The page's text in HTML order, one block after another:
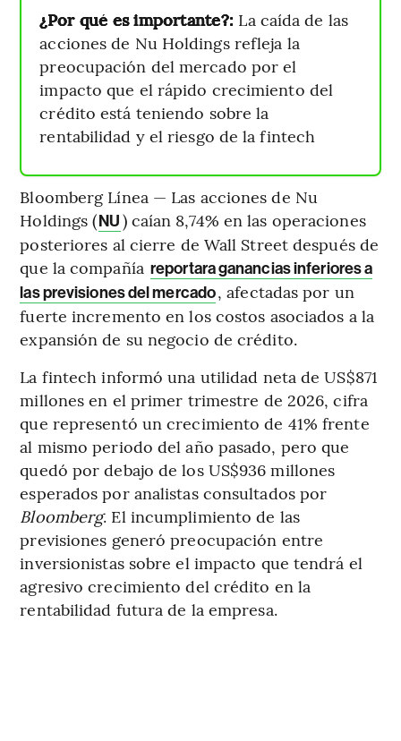
¿Por qué es importante?: La caída de las
acciones de Nu Holdings refleja la
preocupación del mercado por el
impacto que el rápido crecimiento del
crédito está teniendo sobre la
rentabilidad y el riesgo de la fintech
Bloomberg Línea — Las acciones de Nu
Holdings (NU) caían 8,74% en las operaciones
posteriores al cierre de Wall Street después de
que la compañía reportara ganancias inferiores a
las previsiones del mercado, afectadas por un
fuerte incremento en los costos asociados a la
expansión de su negocio de crédito.
La fintech informó una utilidad neta de US$871
millones en el primer trimestre de 2026, cifra
que representó un crecimiento de 41% frente
al mismo periodo del año pasado, pero que
quedó por debajo de los US$936 millones
esperados por analistas consultados por
Bloomberg. El incumplimiento de las
previsiones generó preocupación entre
inversionistas sobre el impacto que tendrá el
agresivo crecimiento del crédito en la
rentabilidad futura de la empresa.